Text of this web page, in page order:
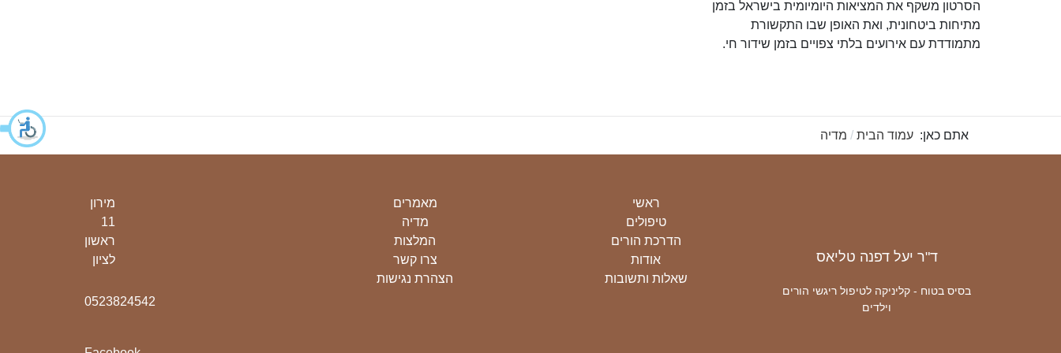
הסרטון משקף את המציאות היומיומית בישראל בזמן
מתיחות ביטחונית, ואת האופן שבו התקשורת
מתמודדת עם אירועים בלתי צפויים בזמן שידור חי.
אתם כאן: עמוד הבית מדיה
ד"ר יעל דפנה טליאס
בסיס בטוח - קליניקה לטיפול ריגשי הורים
וילדים
ראשי
טיפולים
הדרכת הורים
אודות
שאלות ותשובות
מאמרים
מדיה
המלצות
צרו קשר
הצהרת נגישות
מירון
11
ראשון
לציון
0523824542